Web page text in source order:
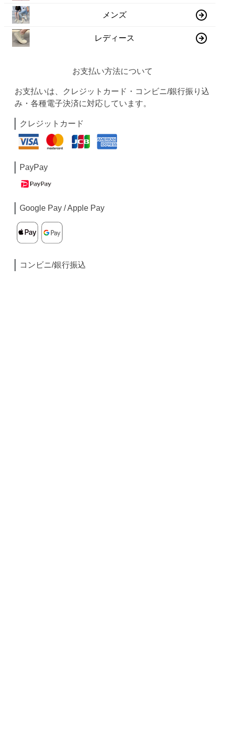
メンズ
レディース
お支払い方法について
お支払いは、クレジットカード・コンビニ/銀行振り込
み・各種電子決済に対応しています。
クレジットカード
PayPay
Google Pay / Apple Pay
コンビニ/銀行振込